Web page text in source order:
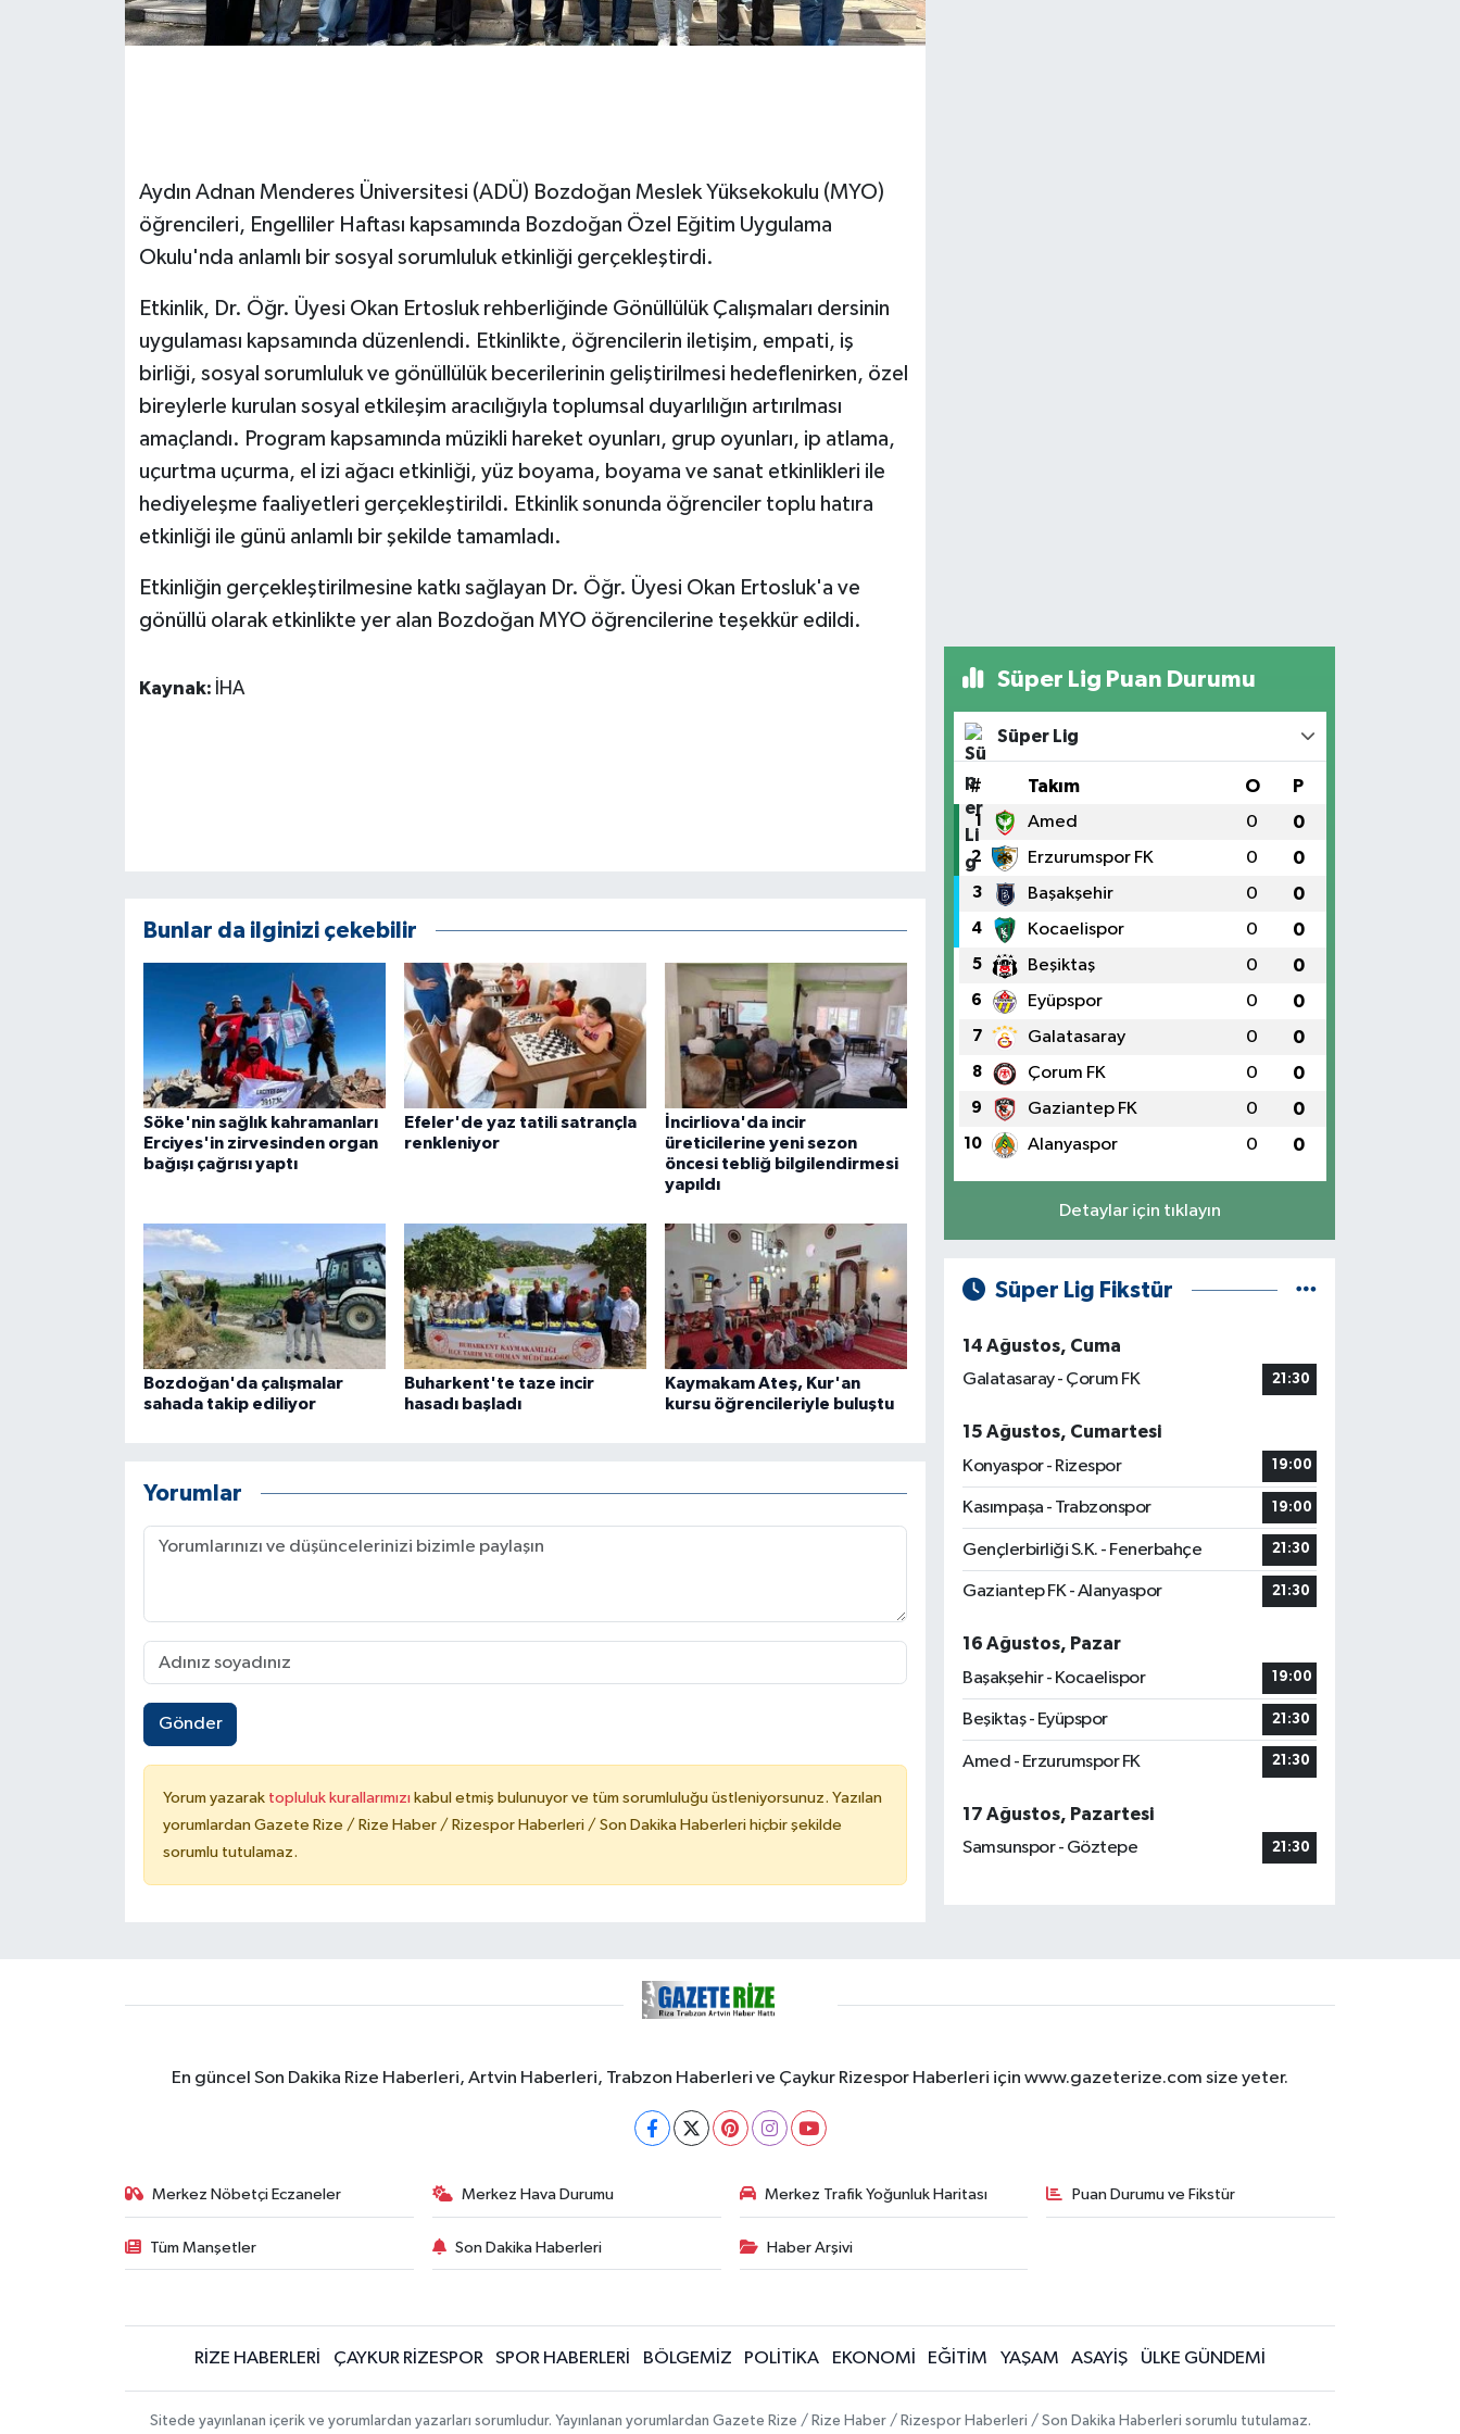
Aydın Adnan Menderes Üniversitesi (ADÜ) Bozdoğan Meslek Yüksekokulu (MYO)
öğrencileri, Engelliler Haftası kapsamında Bozdoğan Özel Eğitim Uygulama
Okulu'nda anlamlı bir sosyal sorumluluk etkinliği gerçekleştirdi.
Etkinlik, Dr. Öğr. Üyesi Okan Ertosluk rehberliğinde Gönüllülük Çalışmaları dersinin
uygulaması kapsamında düzenlendi. Etkinlikte, öğrencilerin iletişim, empati, iş
birliği, sosyal sorumluluk ve gönüllülük becerilerinin geliştirilmesi hedeflenirken, özel
bireylerle kurulan sosyal etkileşim aracılığıyla toplumsal duyarlılığın artırılması
amaçlandı. Program kapsamında müzikli hareket oyunları, grup oyunları, ip atlama,
uçurtma uçurma, el izi ağacı etkinliği, yüz boyama, boyama ve sanat etkinlikleri ile
hediyeleşme faaliyetleri gerçekleştirildi. Etkinlik sonunda öğrenciler toplu hatıra
etkinliği ile günü anlamlı bir şekilde tamamladı.
Etkinliğin gerçekleştirilmesine katkı sağlayan Dr. Öğr. Üyesi Okan Ertosluk'a ve
gönüllü olarak etkinlikte yer alan Bozdoğan MYO öğrencilerine teşekkür edildi.
Kaynak: İHA
Bunlar da ilginizi çekebilir
Söke'nin sağlık kahramanları
Erciyes'in zirvesinden organ
bağışı çağrısı yaptı
Efeler'de yaz tatili satrançla
renkleniyor
İncirliova'da incir
üreticilerine yeni sezon
öncesi tebliğ bilgilendirmesi
yapıldı
Bozdoğan'da çalışmalar
sahada takip ediliyor
Buharkent'te taze incir
hasadı başladı
Kaymakam Ateş, Kur'an
kursu öğrencileriyle buluştu
Yorumlar
Gönder
Yorum yazarak topluluk kurallarımızı kabul etmiş bulunuyor ve tüm sorumluluğu üstleniyorsunuz. Yazılan
yorumlardan Gazete Rize / Rize Haber / Rizespor Haberleri / Son Dakika Haberleri hiçbir şekilde
sorumlu tutulamaz.
Süper Lig Puan Durumu
Süper Lig
# Takım O P
1 Amed 0 0
2 Erzurumspor FK 0 0
3 Başakşehir 0 0
4 Kocaelispor 0 0
5 Beşiktaş 0 0
6 Eyüpspor 0 0
7 Galatasaray 0 0
8 Çorum FK 0 0
9 Gaziantep FK 0 0
10 Alanyaspor 0 0
Detaylar için tıklayın
Süper Lig Fikstür
14 Ağustos, Cuma
Galatasaray - Çorum FK
21:30
15 Ağustos, Cumartesi
Konyaspor - Rizespor
19:00
Kasımpaşa - Trabzonspor 19:00
Gençlerbirliği S.K. - Fenerbahçe 21:30
Gaziantep FK - Alanyaspor 21:30
16 Ağustos, Pazar
Başakşehir - Kocaelispor
19:00
Beşiktaş - Eyüpspor 21:30
Amed - Erzurumspor FK 21:30
17 Ağustos, Pazartesi
Samsunspor - Göztepe
21:30
En güncel Son Dakika Rize Haberleri, Artvin Haberleri, Trabzon Haberleri ve Çaykur Rizespor Haberleri için www.gazeterize.com size yeter.
Merkez Nöbetçi Eczaneler Merkez Hava Durumu Merkez Trafik Yoğunluk Haritası Puan Durumu ve Fikstür
Tüm Manşetler Son Dakika Haberleri Haber Arşivi
RİZE HABERLERİ ÇAYKUR RİZESPOR SPOR HABERLERİ BÖLGEMİZ POLİTİKA EKONOMİ EĞİTİM YAŞAM ASAYİŞ ÜLKE GÜNDEMİ
Sitede yayınlanan içerik ve yorumlardan yazarları sorumludur. Yayınlanan yorumlardan Gazete Rize / Rize Haber / Rizespor Haberleri / Son Dakika Haberleri sorumlu tutulamaz.
HABERDE İNSAN
Jandarma
KÜLTÜR SANAT
MAGAZİN
Yerel Haberler